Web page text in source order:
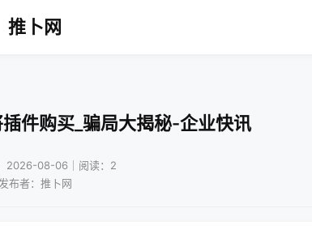
推卜网
件购买_骗局大揭秘-企业快讯
2026-08-06｜阅读：2
发布者：推卜网